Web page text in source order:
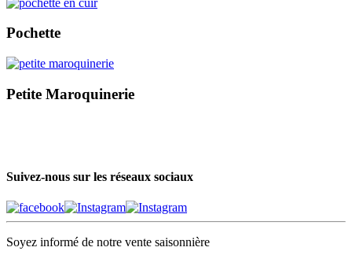
Pochette
Petite Maroquinerie
Suivez-nous sur les réseaux sociaux
Soyez informé de notre vente saisonnière